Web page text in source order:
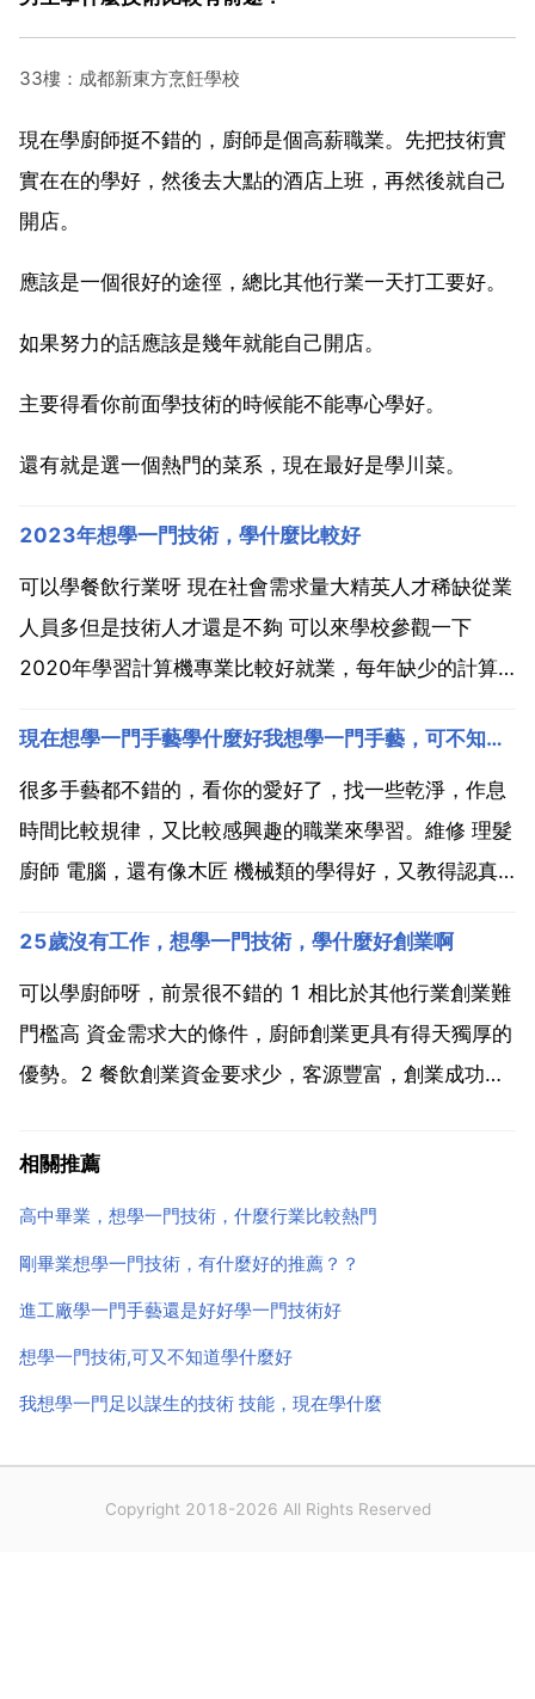
33樓：成都新東方烹飪學校
現在學廚師挺不錯的，廚師是個高薪職業。先把技術實
實在在的學好，然後去大點的酒店上班，再然後就自己
開店。
應該是一個很好的途徑，總比其他行業一天打工要好。
如果努力的話應該是幾年就能自己開店。
主要得看你前面學技術的時候能不能專心學好。
還有就是選一個熱門的菜系，現在最好是學川菜。
2023年想學一門技術，學什麼比較好
可以學餐飲行業呀 現在社會需求量大精英人才稀缺從業
人員多但是技術人才還是不夠 可以來學校參觀一下
2020年學習計算機專業比較好就業，每年缺少的計算
手。前景好，很適合學習。如今it行業是目前國家大力
發展的一大熱門行業，it行業的興起讓越來越多的企業
開始...
現在想學一門手藝學什麼好我想學一門手藝，可不知道學什麼
很多手藝都不錯的，看你的愛好了，找一些乾淨，作息
時間比較規律，又比較感興趣的職業來學習。維修 理髮
廚師 電腦，還有像木匠 機械類的學得好，又教得認真
行出狀元。學一技之長，對以後的求職就業會有更好的
幫助，可以有更多選擇，現在學習西點 咖啡 調酒這些
行業...
25歲沒有工作，想學一門技術，學什麼好創業啊
可以學廚師呀，前景很不錯的 1 相比於其他行業創業難
門檻高 資金需求大的條件，廚師創業更具有得天獨厚的
優勢。2 餐飲創業資金要求少，客源豐富，創業成功率
選擇自主創業，自己當老闆。3 無論在哪個城市，酒店
相關推薦
高中畢業，想學一門技術，什麼行業比較熱門
剛畢業想學一門技術，有什麼好的推薦？？
進工廠學一門手藝還是好好學一門技術好
想學一門技術,可又不知道學什麼好
我想學一門足以謀生的技術 技能，現在學什麼
Copyright 2018-2026 All Rights Reserved